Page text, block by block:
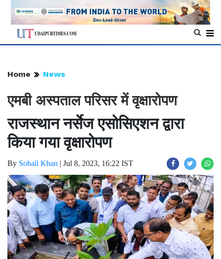
Home News
एमबी अस्पताल परिसर में वृक्षारोपण
राजस्थान नर्सेज एसोसिएशन द्वारा
किया गया वृक्षारोपण
By Sohail Khan | Jul 8, 2023, 16:22 IST